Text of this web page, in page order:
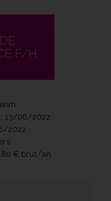
F/H
13/06/2022
2022
€ brut/an